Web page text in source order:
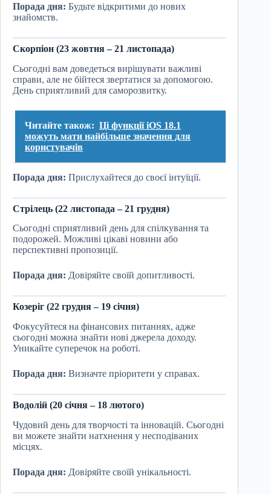
Порада дня: Будьте відкритими до нових
знайомств.
Скорпіон (23 жовтня – 21 листопада)
Сьогодні вам доведеться вирішувати важливі
справи, але не бійтеся звертатися за допомогою.
День сприятливий для саморозвитку.
Читайте також: Ці функції iOS 18.1
можуть мати найбільше значення для
користувачів
Порада дня: Прислухайтеся до своєї інтуїції.
Стрілець (22 листопада – 21 грудня)
Сьогодні сприятливий день для спілкування та
подорожей. Можливі цікаві новини або
перспективні пропозиції.
Порада дня: Довіряйте своїй допитливості.
Козеріг (22 грудня – 19 січня)
Фокусуйтеся на фінансових питаннях, адже
сьогодні можна знайти нові джерела доходу.
Уникайте суперечок на роботі.
Порада дня: Визначте пріоритети у справах.
Водолій (20 січня – 18 лютого)
Чудовий день для творчості та інновацій. Сьогодні
ви можете знайти натхнення у несподіваних
місцях.
Порада дня: Довіряйте своїй унікальності.